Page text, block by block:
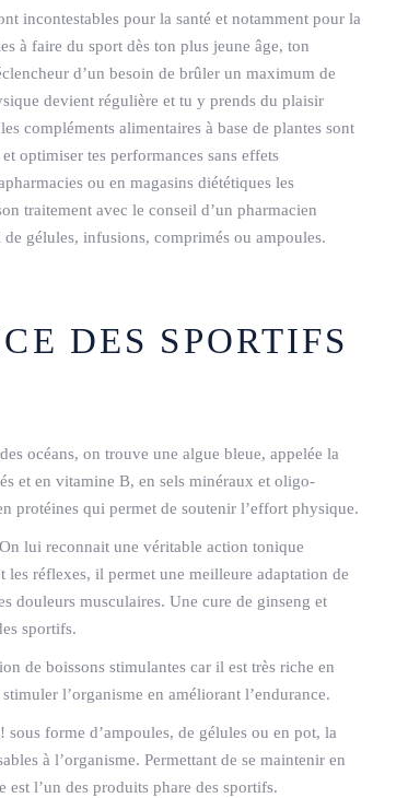
incontestables pour la santé et notamment pour la
à faire du sport dès ton plus jeune âge, ton
d’un besoin de brûler un maximum de
devient régulière et tu y prends du plaisir
compléments alimentaires à base de plantes sont
optimiser tes performances sans effets
ou en magasins diététiques les
traitement avec le conseil d’un pharmacien
gélules, infusions, comprimés ou ampoules.
DES SPORTIFS
océans, on trouve une algue bleue, appelée la
et en vitamine B, en sels minéraux et oligo-
protéines qui permet de soutenir l’effort physique.
lui reconnait une véritable action tonique
les réflexes, il permet une meilleure adaptation de
douleurs musculaires. Une cure de ginseng et
sportifs.
de boissons stimulantes car il est très riche en
l’organisme en améliorant l’endurance.
forme d’ampoules, de gélules ou en pot, la
à l’organisme. Permettant de se maintenir en
l’un des produits phare des sportifs.